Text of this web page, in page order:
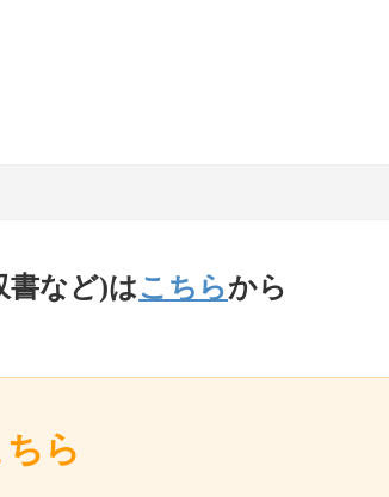
書など)はこちらから
ら